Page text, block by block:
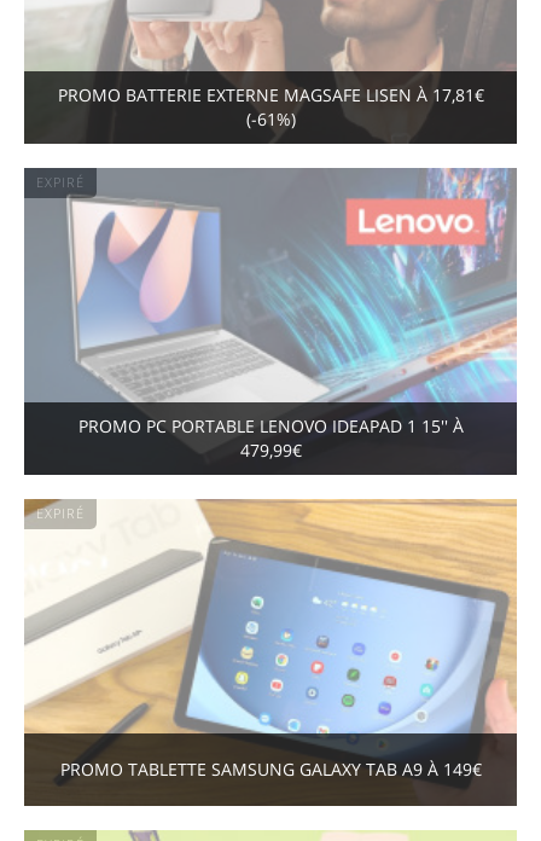
PROMO BATTERIE EXTERNE MAGSAFE LISEN À 17,81€
(-61%)
EXPIRÉ
PROMO PC PORTABLE LENOVO IDEAPAD 1 15'' À
479,99€
EXPIRÉ
PROMO TABLETTE SAMSUNG GALAXY TAB A9 À 149€